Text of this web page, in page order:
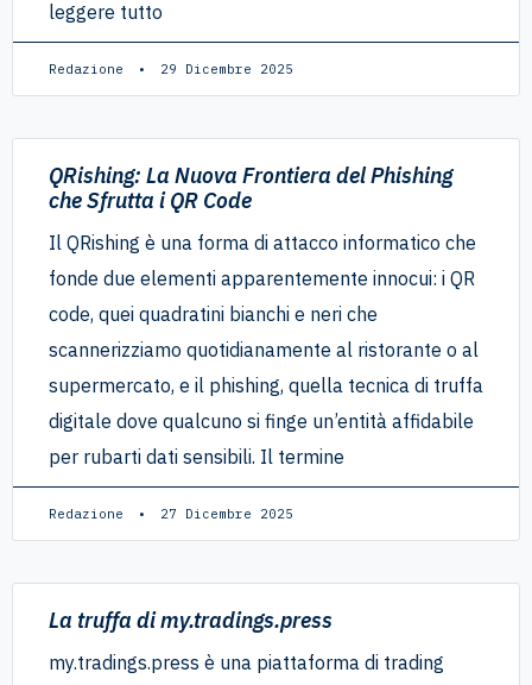
leggere tutto
Redazione 29 Dicembre 2025
QRishing: La Nuova Frontiera del Phishing
che Sfrutta i QR Code
Il QRishing è una forma di attacco informatico che
fonde due elementi apparentemente innocui: i QR
code, quei quadratini bianchi e neri che
scannerizziamo quotidianamente al ristorante o al
supermercato, e il phishing, quella tecnica di truffa
digitale dove qualcuno si finge un’entità affidabile
per rubarti dati sensibili. Il termine
Redazione 27 Dicembre 2025
La truffa di my.tradings.press
my.tradings.press è una piattaforma di trading